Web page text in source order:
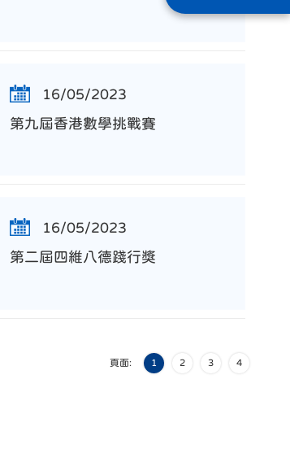
16/05/2023
第九屆香港數學挑戰賽
16/05/2023
第二屆四維八德踐行獎
頁面: 1 2 3 4